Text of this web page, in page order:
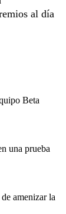
al día
Beta
una prueba
amenizar la